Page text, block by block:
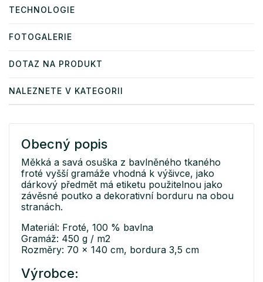
TECHNOLOGIE
FOTOGALERIE
DOTAZ NA PRODUKT
NALEZNETE V KATEGORII
Obecný popis
Měkká a savá osuška z bavlněného tkaného
froté vyšší gramáže vhodná k výšivce, jako
dárkový předmět má etiketu použitelnou jako
závěsné poutko a dekorativní borduru na obou
stranách.
Materiál: Froté, 100 % bavlna
Gramáž: 450 g / m2
Rozměry: 70 x 140 cm, bordura 3,5 cm
Výrobce: